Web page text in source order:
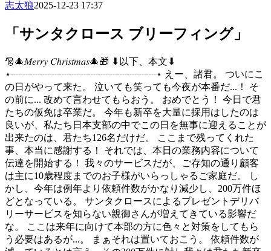
志太狼2025-12-23 17:37
「サンタクロース ブリーフィング」
🎅🎄𝑀𝑒𝑟𝑟𝑦 𝐶ℎ𝑟𝑖𝑠𝑡𝑚𝑎𝑠🎄🎁 ⬇以下、本文⬇
⋆┈┈┈┈┈┈┈┈┈┈┈┈┈┈┈⋆ えー、諸君。 ついにこ
の日がやって来た。 泣いても笑っても今夜が本番だ...！ そ
の前に... 改めて言わせてもらおう。 おめでとう！ 今日で君
たちの仮免は卒業だ。 今年も新卒を大量に採用はしたのは
良いが、私たち日本支部の中でこの日を無事に迎えることが
出来たのは、君たち126名だけだ。 ここまで残ってくれた
事、本当に感謝する！ それでは、本日の業務内容について
伝達を開始する！ 我々のサービスだが、ご存知の通り顧客
は主に10歳程度までのお子様がいらっしゃるご家庭だ。 し
かし、今年は例年より依頼件数がかなり減少し、200万件ほ
どとなっている。 サンタクロースによるプレゼントデリバ
リーサービスを知らない親御さんが増えてきている影響だ
な。 ここは来年に向けて本部の方に色々と対策をしてもら
う必要はあるが...。 まぁそれは置いておこう。 依頼件数が